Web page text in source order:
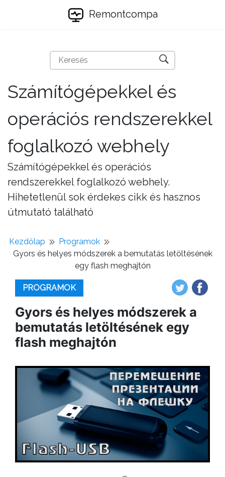
Remontcompa
Számítógépekkel és
operációs rendszerekkel
foglalkozó webhely
Számítógépekkel és operációs
rendszerekkel foglalkozó webhely.
Hihetetlenül sok érdekes cikk és hasznos
útmutató található
Kezdőlap
Programok
Gyors és helyes módszerek a bemutatás letöltésének
egy flash meghajtón
PROGRAMOK
Gyors és helyes módszerek a
bemutatás letöltésének egy
flash meghajtón